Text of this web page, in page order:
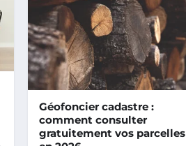
Géofoncier cadastre :
comment consulter
gratuitement vos parcelles